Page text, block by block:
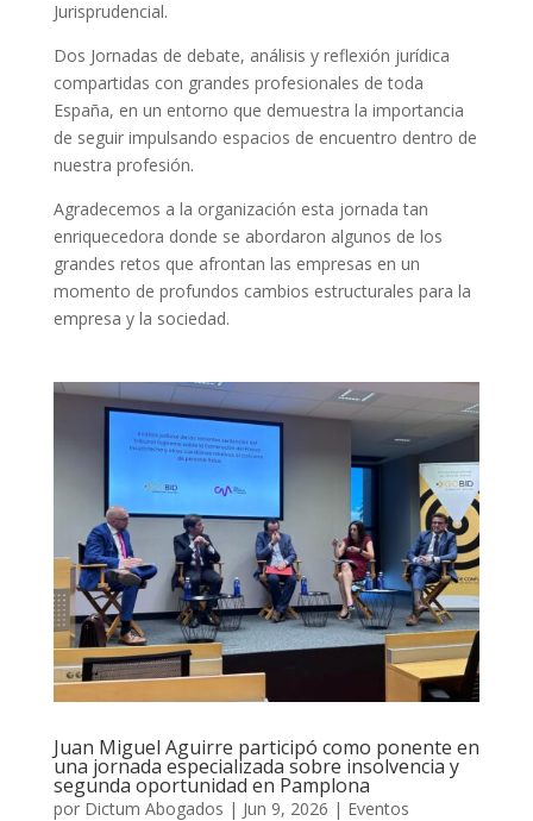
Jurisprudencial.
Dos Jornadas de debate, análisis y reflexión jurídica
compartidas con grandes profesionales de toda
España, en un entorno que demuestra la importancia
de seguir impulsando espacios de encuentro dentro de
nuestra profesión.
Agradecemos a la organización esta jornada tan
enriquecedora donde se abordaron algunos de los
grandes retos que afrontan las empresas en un
momento de profundos cambios estructurales para la
empresa y la sociedad.
Juan Miguel Aguirre participó como ponente en
una jornada especializada sobre insolvencia y
segunda oportunidad en Pamplona
por Dictum Abogados | Jun 9, 2026 | Eventos